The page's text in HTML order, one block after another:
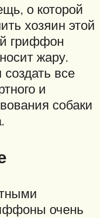
о которой
хозяин этой
гриффон
жару.
все
и
собаки
очень